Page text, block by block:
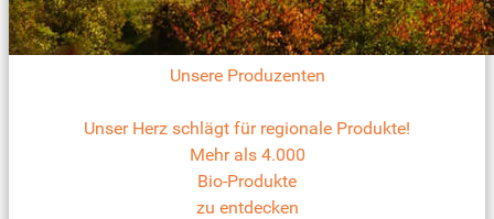
Unsere Produzenten
Unser Herz schlägt für regionale Produkte!
Mehr als 4.000
Bio-Produkte
zu entdecken